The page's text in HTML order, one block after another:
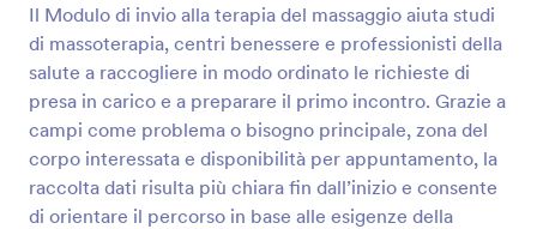
Il Modulo di invio alla terapia del massaggio aiuta studi
di massoterapia, centri benessere e professionisti della
salute a raccogliere in modo ordinato le richieste di
presa in carico e a preparare il primo incontro. Grazie a
campi come problema o bisogno principale, zona del
corpo interessata e disponibilità per appuntamento, la
raccolta dati risulta più chiara fin dall’inizio e consente
di orientare il percorso in base alle esigenze della
Anteprima